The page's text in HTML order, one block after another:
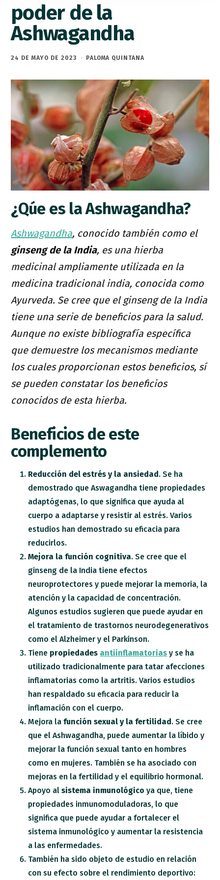
poder de la
Ashwagandha
24 DE MAYO DE 2023 · PALOMA QUINTANA
¿Qúe es la Ashwagandha?
Ashwagandha, conocido también como el
ginseng de la India, es una hierba
medicinal ampliamente utilizada en la
medicina tradicional india, conocida como
Ayurveda. Se cree que el ginseng de la India
tiene una serie de beneficios para la salud.
Aunque no existe bibliografía específica
que demuestre los mecanismos mediante
los cuales proporcionan estos beneficios, sí
se pueden constatar los beneficios
conocidos de esta hierba.
Beneficios de este
complemento
Reducción del estrés y la ansiedad. Se ha
demostrado que Aswagandha tiene propiedades
adaptógenas, lo que significa que ayuda al
cuerpo a adaptarse y resistir al estrés. Varios
estudios han demostrado su eficacia para
reducirlos.
Mejora la función cognitiva. Se cree que el
ginseng de la India tiene efectos
neuroprotectores y puede mejorar la memoria, la
atención y la capacidad de concentración.
Algunos estudios sugieren que puede ayudar en
el tratamiento de trastornos neurodegenerativos
como el Alzheimer y el Parkinson.
Tiene propiedades antiinflamatorias y se ha
utilizado tradicionalmente para tatar afecciones
inflamatorias como la artritis. Varios estudios
han respaldado su eficacia para reducir la
inflamación con el cuerpo.
Mejora lafunción sexual y la fertilidad. Se cree
que el Ashwagandha, puede aumentar la líbido y
mejorar la función sexual tanto en hombres
como en mujeres. También se ha asociado con
mejoras en la fertilidad y el equilibrio hormonal.
Apoyo alsistema inmunológico ya que, tiene
propiedades inmunomoduladoras, lo que
significa que puede ayudar a fortalecer el
sistema inmunológico y aumentar la resistencia
a las enfermedades.
También ha sido objeto de estudio en relación
con su efecto sobre el rendimiento deportivo: